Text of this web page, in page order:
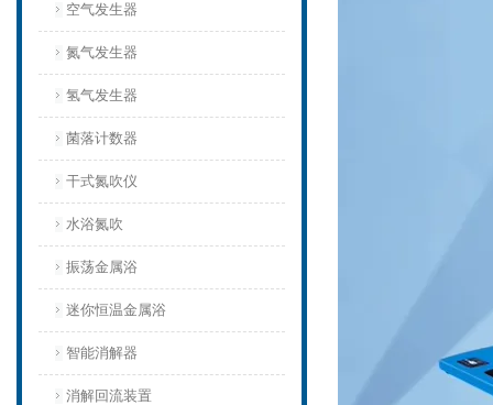
空气发生器
氮气发生器
氢气发生器
菌落计数器
干式氮吹仪
水浴氮吹
振荡金属浴
迷你恒温金属浴
智能消解器
消解回流装置